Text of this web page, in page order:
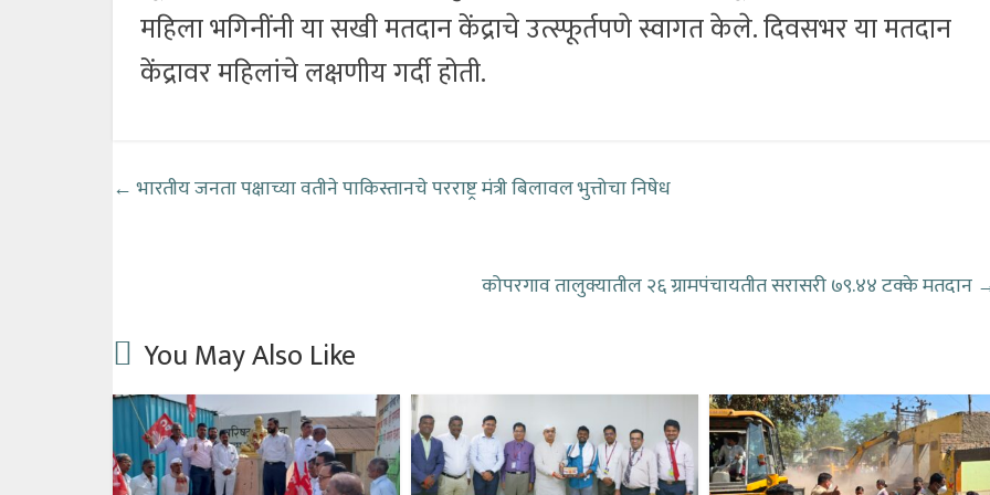
महिला भगिनींनी या सखी मतदान केंद्राचे उत्स्फूर्तपणे स्वागत केले. दिवसभर या मतदान
केंद्रावर महिलांचे लक्षणीय गर्दी होती.
← भारतीय जनता पक्षाच्या वतीने पाकिस्तानचे परराष्ट्र मंत्री बिलावल भुत्तोचा निषेध
कोपरगाव तालुक्यातील २६ ग्रामपंचायतीत सरासरी ७९.४४ टक्के मतदान
You May Also Like